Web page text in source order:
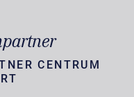
CENTRUM